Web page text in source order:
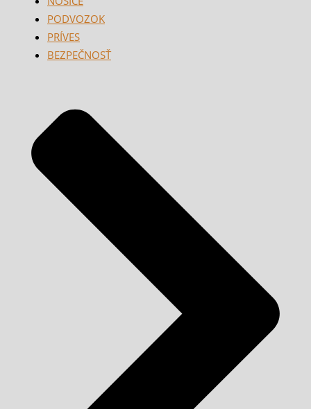
PODVOZOK
PRÍVES
BEZPEČNOSŤ